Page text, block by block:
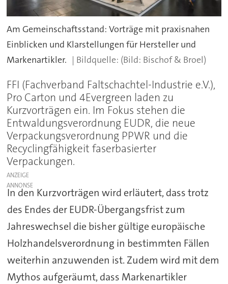
Am Gemeinschaftsstand: Vorträge mit praxisnahen
Einblicken und Klarstellungen für Hersteller und
Markenartikler.
(Bild: Bischof & Broel)
FFI (Fachverband Faltschachtel-Industrie e.V.),
Pro Carton und 4Evergreen laden zu
Kurzvorträgen ein. Im Fokus stehen die
Entwaldungsverordnung EUDR, die neue
Verpackungsverordnung PPWR und die
Recyclingfähigkeit faserbasierter
Verpackungen.
ANZEIGE
In den Kurzvorträgen wird erläutert, dass trotz
des Endes der EUDR-Übergangsfrist zum
Jahreswechsel die bisher gültige europäische
Holzhandelsverordnung in bestimmten Fällen
weiterhin anzuwenden ist. Zudem wird mit dem
Mythos aufgeräumt, dass Markenartikler